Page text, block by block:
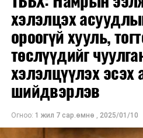
хэлэлцэх
ороогүй хууль,
төслүүдийг
хэлэлцүүлэх эсэх
шийдвэрлэв
Огноо: 1 жил 7 сар.өмнө , 2025/01/10